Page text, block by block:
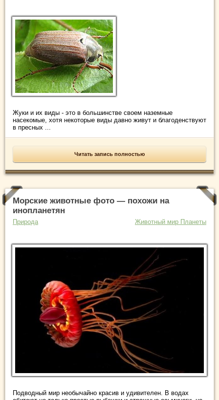
Жуки и их виды - это в большинстве своем наземные
насекомые, хотя некоторые виды давно живут и благоденствуют
в пресных ...
Читать запись полностью
Морские животные фото — похожи на
инопланетян
Природа Животный мир Планеты
Подводный мир необычайно красив и удивителен. В водах